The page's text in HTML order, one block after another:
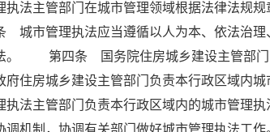
执法主管部门在城市管理领域根据法律法规
市管理执法应当遵循以人为本、依法治理
。 第四条 国务院住房城乡建设主管部
府住房城乡建设主管部门负责本行政区域
执法主管部门负责本行政区域内的城市管
调机制，协调有关部门做好城市管理执法